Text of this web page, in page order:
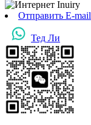
Отправить E-mail
Тед Ли